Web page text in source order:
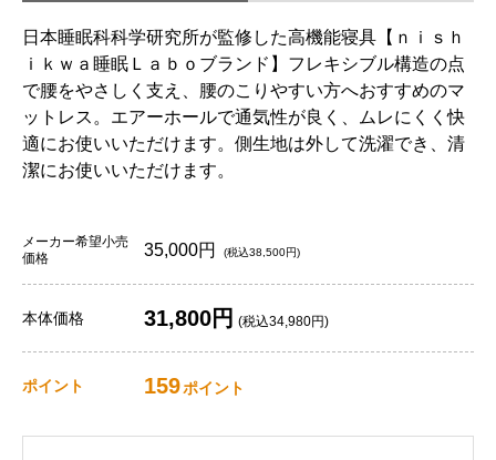
日本睡眠科科学研究所が監修した高機能寝具【ｎｉｓｈ
ｉｋｗａ睡眠Ｌａｂｏブランド】フレキシブル構造の点
で腰をやさしく支え、腰のこりやすい方へおすすめのマ
ットレス。エアーホールで通気性が良く、ムレにくく快
適にお使いいただけます。側生地は外して洗濯でき、清
潔にお使いいただけます。
メーカー希望小売
価格
35,000円 (税込38,500円)
本体価格 31,800円 (税込34,980円)
ポイント 159ポイント